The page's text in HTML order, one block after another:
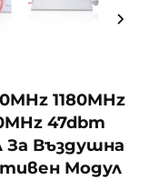
1180MHz
47dbm
За Въздушна
Модул